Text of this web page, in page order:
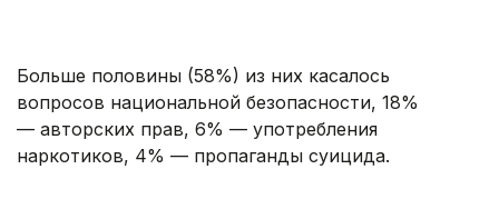
Больше половины (58%) из них касалось
вопросов национальной безопасности, 18%
— авторских прав, 6% — употребления
наркотиков, 4% — пропаганды суицида.